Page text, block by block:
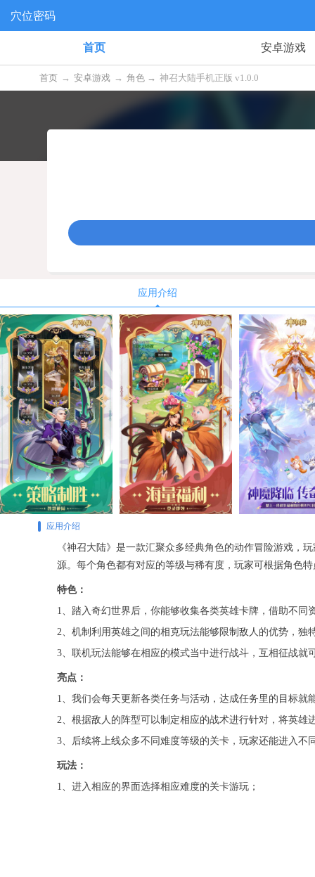
穴位密码
首页 安卓游戏
首页 → 安卓游戏 → 角色 → 神召大陆手机正版 v1.0.0
应用介绍
应用介绍
《神召大陆》是一款汇聚众多经典角色的动作冒险游戏，
源。每个角色都有对应的等级与稀有度，玩家可根据角色
特色：
1、踏入奇幻世界后，你能够收集各类英雄卡牌，借助不
2、机制利用英雄之间的相克玩法能够限制敌人的优势，
3、联机玩法能够在相应的模式当中进行战斗，互相征战
亮点：
1、我们会每天更新各类任务与活动，达成任务里的目标
2、根据敌人的阵型可以制定相应的战术进行针对，将英
3、后续将上线众多不同难度等级的关卡，玩家还能进入不
玩法：
1、进入相应的界面选择相应难度的关卡游玩；